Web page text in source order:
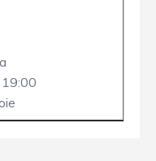
19:00